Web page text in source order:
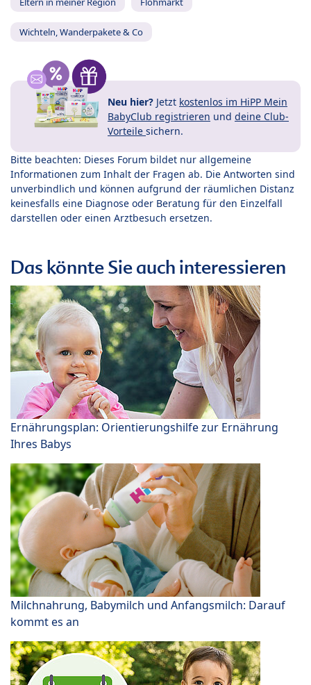
Wichteln, Wanderpakete & Co
Neu hier? Jetzt kostenlos im HiPP Mein
BabyClub registrieren und deine Club-
Vorteile sichern.
Bitte beachten: Dieses Forum bildet nur allgemeine
Informationen zum Inhalt der Fragen ab. Die Antworten sind
unverbindlich und können aufgrund der räumlichen Distanz
keinesfalls eine Diagnose oder Beratung für den Einzelfall
darstellen oder einen Arztbesuch ersetzen.
Das könnte Sie auch interessieren
Ernährungsplan: Orientierungshilfe zur Ernährung
Ihres Babys
Milchnahrung, Babymilch und Anfangsmilch: Darauf
kommt es an